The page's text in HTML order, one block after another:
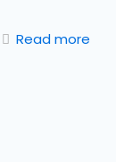
Read more